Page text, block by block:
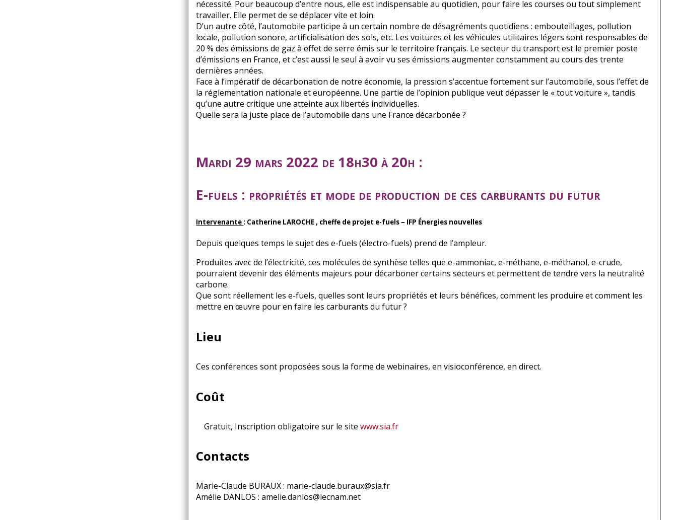
nécessité. Pour beaucoup d’entre nous, elle est indispensable au quotidien, pour faire les courses ou tout simplement
travailler. Elle permet de se déplacer vite et loin.
D’un autre côté, l’automobile participe à un certain nombre de désagréments quotidiens : embouteillages, pollution
locale, pollution sonore, artificialisation des sols, etc. Les voitures et les véhicules utilitaires légers sont responsables de
20 % des émissions de gaz à effet de serre émis sur le territoire français. Le secteur du transport est le premier poste
d’émissions en France, et c’est aussi le seul à avoir vu ses émissions augmenter constamment au cours des trente
dernières années.
Face à l’impératif de décarbonation de notre économie, la pression s’accentue fortement sur l’automobile, sous l’effet de
la réglementation nationale et européenne. Une partie de l’opinion publique veut dépasser le « tout voiture », tandis
qu’une autre critique une atteinte aux libertés individuelles.
Quelle sera la juste place de l’automobile dans une France décarbonée ?
Mardi 29 mars 2022 de 18h30 à 20h :
E-fuels : propriétés et mode de production de ces carburants du futur
Intervenante : Catherine LAROCHE , cheffe de projet e-fuels – IFP Énergies nouvelles
Depuis quelques temps le sujet des e-fuels (électro-fuels) prend de l’ampleur.
Produites avec de l’électricité, ces molécules de synthèse telles que e-ammoniac, e-méthane, e-méthanol, e-crude,
pourraient devenir des éléments majeurs pour décarboner certains secteurs et permettent de tendre vers la neutralité
carbone.
Que sont réellement les e-fuels, quelles sont leurs propriétés et leurs bénéfices, comment les produire et comment les
mettre en œuvre pour en faire les carburants du futur ?
Lieu
Ces conférences sont proposées sous la forme de webinaires, en visioconférence, en direct.
Coût
Gratuit, Inscription obligatoire sur le sitewww.sia.fr
Contacts
Marie-Claude BURAUX : marie-claude.buraux@sia.fr
Amélie DANLOS : amelie.danlos@lecnam.net